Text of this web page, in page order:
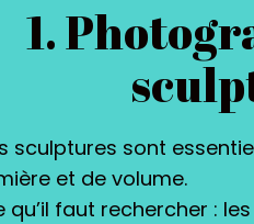
1.
sculptures sont
et de volume.
qu’il faut rechercher :